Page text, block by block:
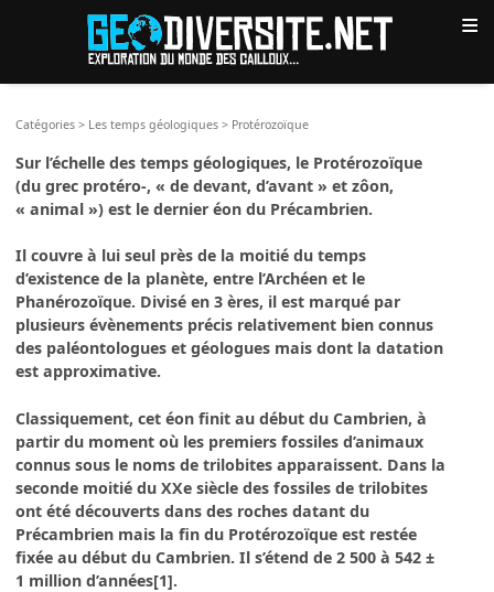
≡
Catégories > Les temps géologiques > Protérozoïque
Sur l’échelle des temps géologiques, le Protérozoïque
(du grec protéro-, « de devant, d’avant » et zôon,
« animal ») est le dernier éon du Précambrien.
Il couvre à lui seul près de la moitié du temps
d’existence de la planète, entre l’Archéen et le
Phanérozoïque. Divisé en 3 ères, il est marqué par
plusieurs évènements précis relativement bien connus
des paléontologues et géologues mais dont la datation
est approximative.
Classiquement, cet éon finit au début du Cambrien, à
partir du moment où les premiers fossiles d’animaux
connus sous le noms de trilobites apparaissent. Dans la
seconde moitié du XXe siècle des fossiles de trilobites
ont été découverts dans des roches datant du
Précambrien mais la fin du Protérozoïque est restée
fixée au début du Cambrien. Il s’étend de 2 500 à 542 ±
1 million d’années[1].